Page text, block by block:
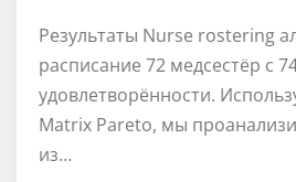
Результаты Nurse rostering
расписание 72 медсестёр с
удовлетворённости.
Matrix Pareto, мы
из…